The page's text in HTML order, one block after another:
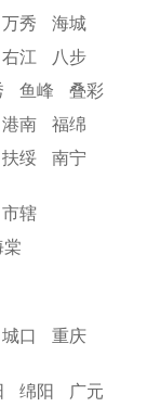
万秀
海城
右江
八步
鱼峰
叠彩
港南
福绵
扶绥 南宁
市辖
棠
城口 重庆
绵阳
广元